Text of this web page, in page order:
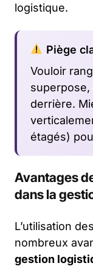
logistique.
Piège
Vouloir
superpose,
derrière.
étagés)
Avantages
dans la
L’utilisation
nombreux
gestion